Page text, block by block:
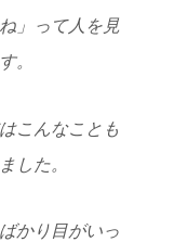
」って人を見
。
こんなことも
した。
かり目がいっ